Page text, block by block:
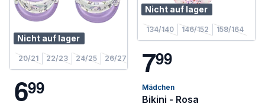
Nicht auf lager
20/21 22/23 24/25 26/27
699
Nicht auf lager
134/140 146/152 158/164
799
Mädchen
Bikini - Rosa